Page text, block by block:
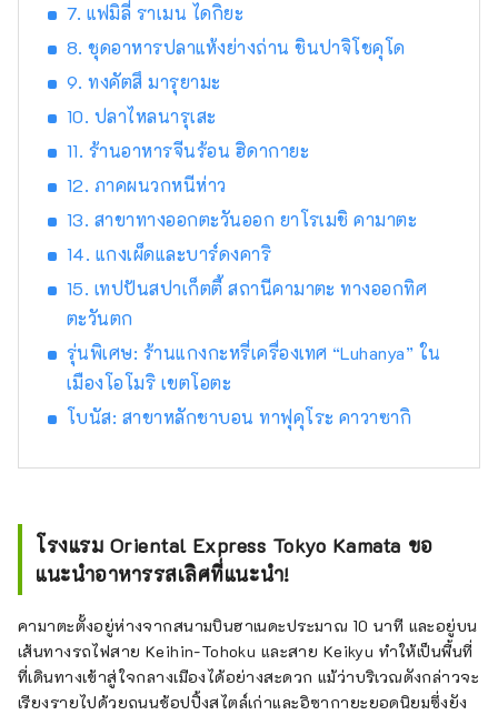
7. แฟมิลี่ ราเมน ไดกิยะ
8. ชุดอาหารปลาแห้งย่างถ่าน ชินปาจิโชคุโด
9. ทงคัตสึ มารุยามะ
10. ปลาไหลนารุเสะ
11. ร้านอาหารจีนร้อน ฮิดากายะ
12. ภาคผนวกหนีห่าว
13. สาขาทางออกตะวันออก ยาโรเมชิ คามาตะ
14. แกงเผ็ดและบาร์ดงคาริ
15. เทปปันสปาเก็ตตี้ สถานีคามาตะ ทางออกทิศ
ตะวันตก
รุ่นพิเศษ: ร้านแกงกะหรี่เครื่องเทศ “Luhanya” ใน
เมืองโอโมริ เขตโอตะ
โบนัส: สาขาหลักชาบอน ทาฟุคุโระ คาวาซากิ
โรงแรม Oriental Express Tokyo Kamata ขอ
แนะนำอาหารรสเลิศที่แนะนำ!
คามาตะตั้งอยู่ห่างจากสนามบินฮาเนดะประมาณ 10 นาที และอยู่บน
เส้นทางรถไฟสาย Keihin-Tohoku และสาย Keikyu ทำให้เป็นพื้นที่
ที่เดินทางเข้าสู่ใจกลางเมืองได้อย่างสะดวก แม้ว่าบริเวณดังกล่าวจะ
เรียงรายไปด้วยถนนช้อปปิ้งสไตล์เก่าและอิซากายะยอดนิยมซึ่งยัง